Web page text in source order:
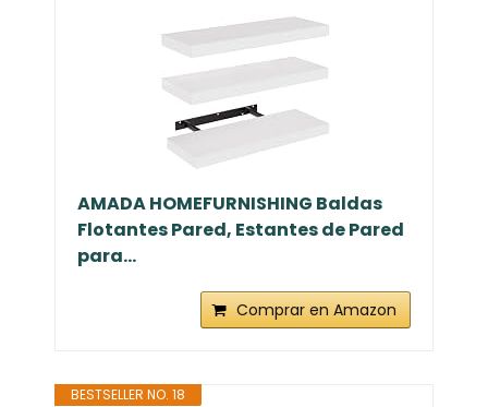
AMADA HOMEFURNISHING Baldas
Flotantes Pared, Estantes de Pared
para...
Comprar en Amazon
BESTSELLER NO. 18